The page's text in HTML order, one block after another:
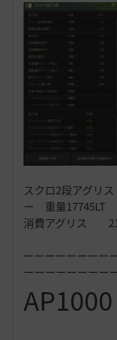
スクロ2段アグリ
ー 重量17745LT
消費アグリス
ーーーーーーーー
ーーーーーーーー
AP1000